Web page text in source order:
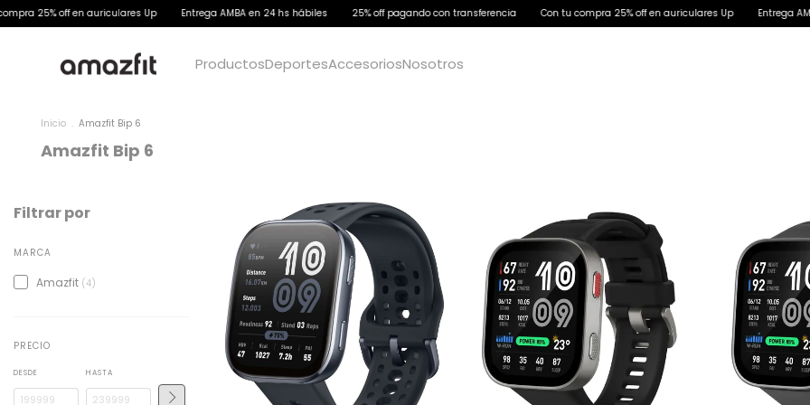
25% off en auriculares Up Entrega AMBA en 24 hs hábiles 25% off pagando con transferencia Con tu compra 25% off en auriculares Up Entrega AMBA
ProductosDeportesAccesoriosNosotros
Inicio . Amazfit Bip 6
Amazfit Bip 6
Filtrar por
MARCA
Amazfit (4)
PRECIO
DESDE HASTA